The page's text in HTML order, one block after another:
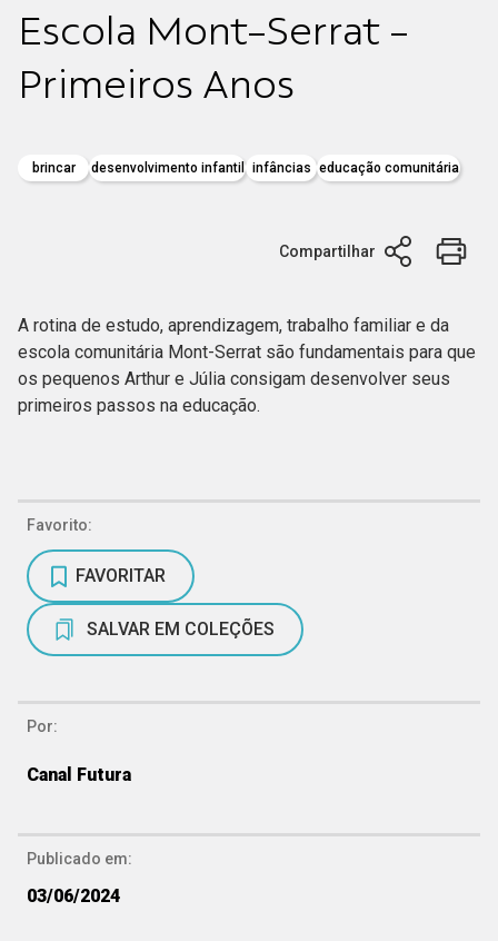
Escola Mont-Serrat -
Primeiros Anos
brincar desenvolvimento infantil infâncias educação comunitária
Compartilhar
A rotina de estudo, aprendizagem, trabalho familiar e da
escola comunitária Mont-Serrat são fundamentais para que
os pequenos Arthur e Júlia consigam desenvolver seus
primeiros passos na educação.
Favorito:
FAVORITAR
SALVAR EM COLEÇÕES
Por:
Canal Futura
Publicado em:
03/06/2024